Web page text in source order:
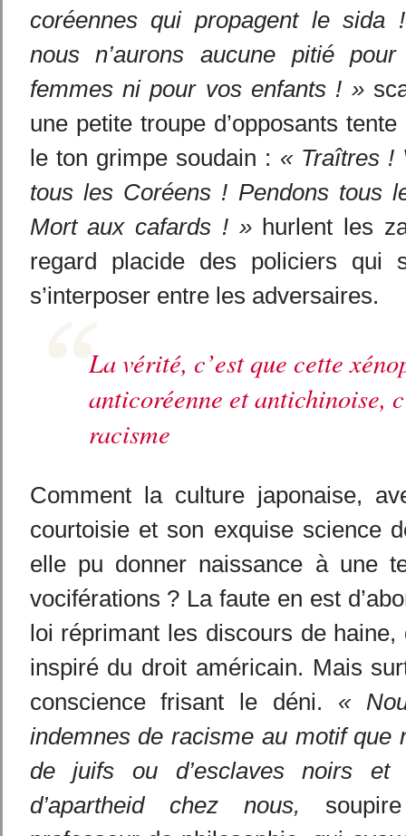
coréennes qui propagent le sida
nous n’aurons aucune pitié
femmes ni pour vos enfants ! »
une petite troupe d’opposants
le ton grimpe soudain : « Traîtres !
tous les Coréens ! Pendons tous
Mort aux cafards ! »hurlent les
regard placide des policiers qui
s’interposer entre les adversaires.
La vérité, c’est que cette
anticoréenne et antichinoise,
racisme
Comment la culture japonaise,
courtoisie et son exquise science
elle pu donner naissance à une
vociférations ? La faute en est
loi réprimant les discours de
inspiré du droit américain. Mais
conscience frisant le déni. «
indemnes de racisme au motif que
de juifs ou d’esclaves noirs et
d’apartheid chez nous,